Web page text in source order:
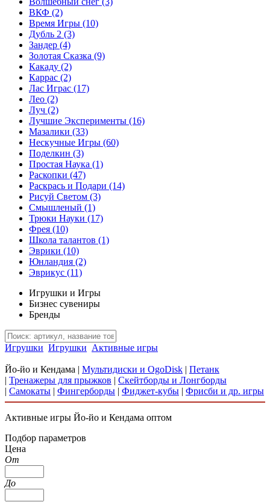
ВКФ (2)
Время Игры (10)
Дубль 2 (3)
Зандер (4)
Золотая Сказка (9)
Какаду (2)
Каррас (2)
Лас Играс (17)
Лео (2)
Луч (2)
Лучшие Эксперименты (16)
Мазалики (33)
Нескучные Игры (60)
Поделкин (3)
Простая Наука (1)
Раскопки (47)
Раскрась и Подари (14)
Рисуй Светом (3)
Смышленый (1)
Трюки Науки (17)
Фрея (10)
Школа талантов (1)
Эврики (10)
Юнландия (2)
Эврикус (11)
Игрушки и Игры
Бизнес сувениры
Бренды
Игрушки Игрушки Активные игры
Йо-йо и Кендама | Мультидиски и OgoDisk | Петанк
| Тренажеры для прыжков | Скейтборды и Лонгборды
| Самокаты | Фингерборды | Фиджет-кубы | Фрисби и др. игры
Активные игры Йо-йо и Кендама оптом
Подбор параметров
Цена
От
До